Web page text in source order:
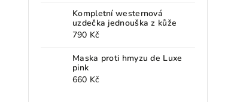
Kompletní westernová
uzdečka jednouška z kůže
790 Kč
Maska proti hmyzu de Luxe
pink
660 Kč